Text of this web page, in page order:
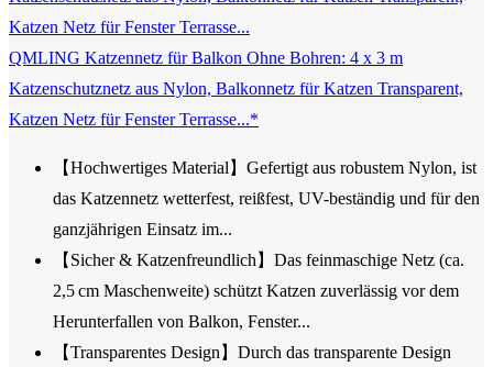
QMLING Katzennetz für Balkon Ohne Bohren: 4 x 3 m
Katzenschutznetz aus Nylon, Balkonnetz für Katzen Transparent,
Katzen Netz für Fenster Terrasse...*
【Hochwertiges Material】Gefertigt aus robustem Nylon, ist
das Katzennetz wetterfest, reißfest, UV-beständig und für den
ganzjährigen Einsatz im...
【Sicher & Katzenfreundlich】Das feinmaschige Netz (ca.
2,5 cm Maschenweite) schützt Katzen zuverlässig vor dem
Herunterfallen von Balkon, Fenster...
【Transparentes Design】Durch das transparente Design